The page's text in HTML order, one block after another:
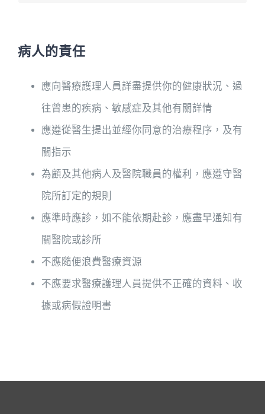
病人的責任
應向醫療護理人員詳盡提供你的健康狀況、過
往曾患的疾病、敏感症及其他有關詳情
應遵從醫生提出並經你同意的治療程序，及有
關指示
為顧及其他病人及醫院職員的權利，應遵守醫
院所訂定的規則
應準時應診，如不能依期赴診，應盡早通知有
關醫院或診所
不應隨便浪費醫療資源
不應要求醫療護理人員提供不正確的資料、收
據或病假證明書